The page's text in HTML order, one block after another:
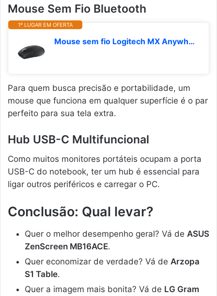
Mouse Sem Fio Bluetooth
1º LUGAR EM OFERTA
Mouse sem fio Logitech MX Anywhere 3S Compacto, Rolagem rápida, Uso em Qualquer Superfície, Clique Silencioso, Botões programáveis, Recarregável, Conexão Bluetooth - Grafite
Para quem busca precisão e portabilidade, um
mouse que funciona em qualquer superfície é o par
perfeito para sua tela extra.
Hub USB-C Multifuncional
Como muitos monitores portáteis ocupam a porta
USB-C do notebook, ter um hub é essencial para
ligar outros periféricos e carregar o PC.
Conclusão: Qual levar?
Quer o melhor desempenho geral? Vá de ASUS
ZenScreen MB16ACE.
Quer economizar de verdade? Vá de Arzopa
S1 Table.
Quer a imagem mais bonita? Vá de LG Gram